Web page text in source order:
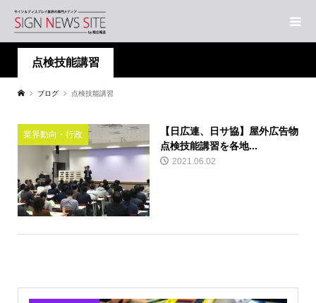
点検技能講習
ブログ 点検技能講習
業界動向・行政
【日広連、日サ協】屋外広告物
点検技能講習を各地...
2021.06.02